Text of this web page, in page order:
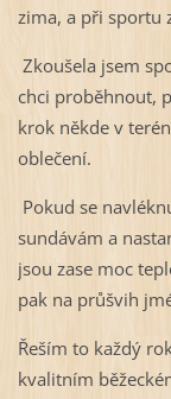
zima, a při sportu
Zkoušela jsem
chci proběhnout,
krok někde v
oblečení.
Pokud se
sundávám a
jsou zase moc
pak na průšvih
Řeším to každý
kvalitním